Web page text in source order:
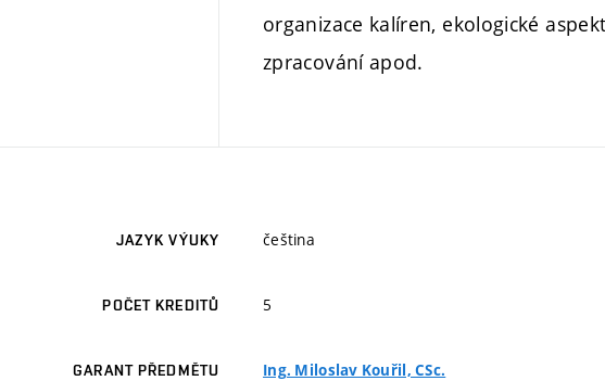
organizace kalíren, ekologické
zpracování apod.
JAZYK VÝUKY čeština
POČET KREDITŮ 5
GARANT PŘEDMĚTU Ing. Miloslav Kouřil, CSc.